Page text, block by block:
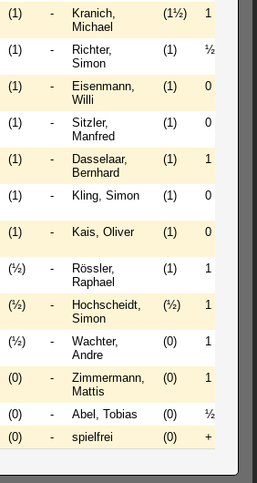
(1) -
Kranich,
Michael
(1½) 1 - 0
(1) -
Richter,
Simon
(1) ½ - ½
(1) -
Eisenmann,
Willi
(1) 0 - 1
(1) -
Sitzler,
Manfred
(1) 0 - 1
(1) -
Dasselaar,
Bernhard
(1) 1 - 0
(1) - Kling, Simon (1) 0 - 1
(1) - Kais, Oliver (1) 0 - 1
(½) -
Rössler,
Raphael
(1) 1 - 0
(½) -
Hochscheidt,
Simon
(½) 1 - 0
(½) -
Wachter,
Andre
(0) 1 - 0
(0) -
Zimmermann,
Mattis
(0) 1 - 0
(0) - Abel, Tobias (0)
½ - ½
(0) - spielfrei (0) + - -